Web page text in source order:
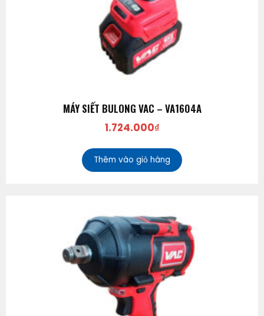
MÁY SIẾT BULONG VAC – VA1604A
1.724.000₫
Thêm vào giỏ hàng